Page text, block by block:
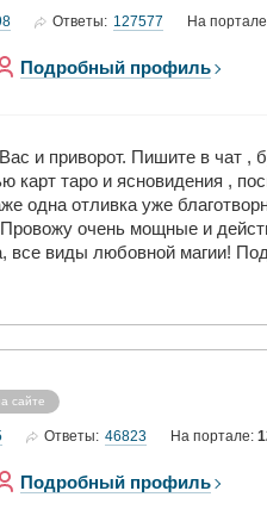
Ответы: 127577 На
Подробный профиль
и приворот. Пишите в
таро и ясновидения ,
одна отливка уже
очень мощные и
все виды любовной магии!
сайте
Ответы: 46823 На портале:
Подробный профиль